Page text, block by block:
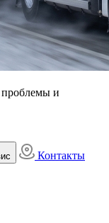
проблемы и
Контакты